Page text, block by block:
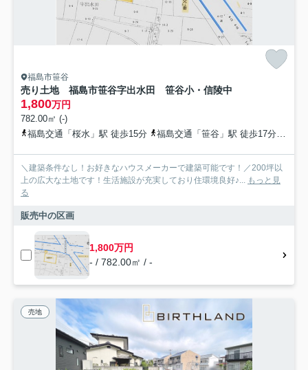
福島市笹谷
売り土地 福島市笹谷字出水田 笹谷小・信陵中
1,800万円
782.00㎡ (-)
福島交通「桜水」駅 徒歩15分
福島交通「笹谷」駅 徒歩17分
＼建築条件なし！お好きなハウスメーカーで建築可能です！／200坪以
上の広大な土地です！生活施設が充実しており住環境良好♪... もっと見
る
販売中の区画
1,800万円
- / 782.00㎡ / -
売地